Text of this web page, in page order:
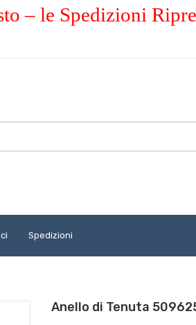
– le Spedizioni
Spedizioni
Anello di Tenuta